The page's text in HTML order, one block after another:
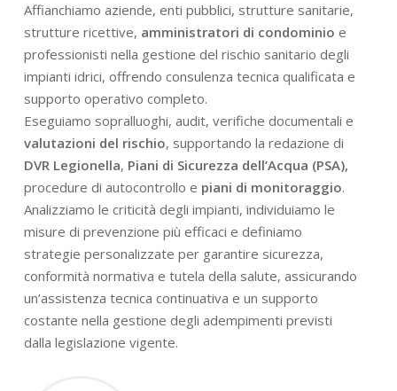
Affianchiamo aziende, enti pubblici, strutture sanitarie,
strutture ricettive, amministratori di condominio e
professionisti nella gestione del rischio sanitario degli
impianti idrici, offrendo consulenza tecnica qualificata e
supporto operativo completo.
Eseguiamo sopralluoghi, audit, verifiche documentali e
valutazioni del rischio, supportando la redazione di
DVR Legionella, Piani di Sicurezza dell’Acqua (PSA),
procedure di autocontrollo e piani di monitoraggio.
Analizziamo le criticità degli impianti, individuiamo le
misure di prevenzione più efficaci e definiamo
strategie personalizzate per garantire sicurezza,
conformità normativa e tutela della salute, assicurando
un’assistenza tecnica continuativa e un supporto
costante nella gestione degli adempimenti previsti
dalla legislazione vigente.